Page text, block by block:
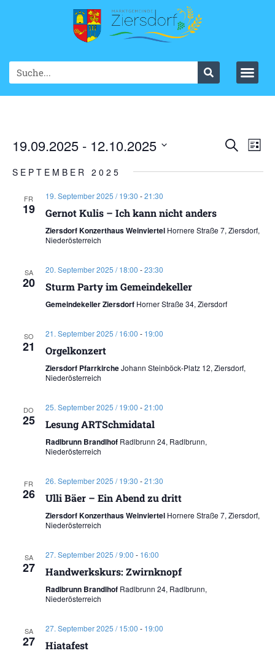
SucheList
19.09.2025 - 12.10.2025
wählen.
SEPTEMBER 2025
FR
19
19. September 2025 / 19:30 -21:30
Gernot Kulis – Ich kann nicht anders
Ziersdorf Konzerthaus Weinviertel Hornere Straße 7, Ziersdorf,
Niederösterreich
SA
20
20. September 2025 / 18:00 -23:30
Sturm Party im Gemeindekeller
Gemeindekeller Ziersdorf Horner Straße 34, Ziersdorf
SO
21
21. September 2025 / 16:00 - 19:00
Orgelkonzert
Ziersdorf PfarrkircheJohann Steinböck-Platz 12, Ziersdorf,
Niederösterreich
DO
25
25. September 2025 / 19:00 -21:00
Lesung ARTSchmidatal
Radlbrunn Brandlhof Radlbrunn 24, Radlbrunn,
Niederösterreich
FR
26
26. September 2025 / 19:30 -21:30
Ulli Bäer – Ein Abend zu dritt
Ziersdorf Konzerthaus Weinviertel Hornere Straße 7, Ziersdorf,
Niederösterreich
SA
27
27. September 2025 / 9:00 - 16:00
Handwerkskurs: Zwirnknopf
Radlbrunn Brandlhof Radlbrunn 24, Radlbrunn,
Niederösterreich
SA
27
27. September 2025 / 15:00 - 19:00
Hiatafest